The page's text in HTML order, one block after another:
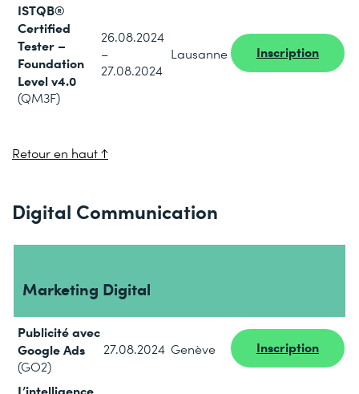
ISTQB®
Certified
Tester –
Foundation
Level v4.0
(QM3F)
26.08.2024
–
27.08.2024
Lausanne Inscription
Retour en haut ↑
Digital Communication
Marketing Digital
Publicité avec
Google Ads
(GO2)
27.08.2024 Genève Inscription
L’intelligence